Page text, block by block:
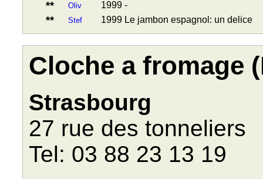
** Oliv 1999 -
** Stef 1999 Le jambon espagnol: un delice
Cloche a fromage
Strasbourg
27 rue des tonneliers
Tel: 03 88 23 13 19